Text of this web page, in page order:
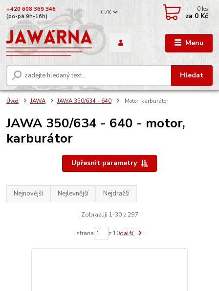
Menu
CZK
Hledat
+420 608 369 346
(po-pá 9h-16h)
0 ks
za 0 Kč
Úvod JAWA JAWA 350/634 - 640 Motor, karburátor
JAWA 350/634 - 640 - motor,
karburátor
Upřesnit parametry
Nejnovější Nejlevnější Nejdražší
Zobrazuji 1-30 z 297
strana z 10další